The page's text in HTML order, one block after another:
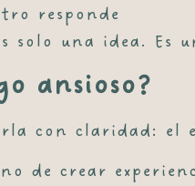
responde
solo una idea. Es
ansioso?
con claridad: el
de crear